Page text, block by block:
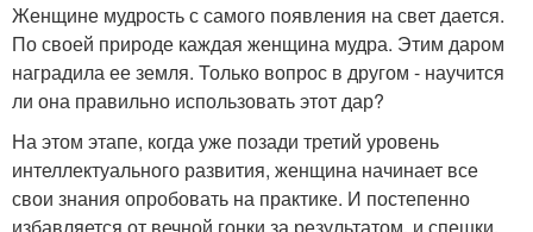
Женщине мудрость с самого появления на свет дается.
По своей природе каждая женщина мудра. Этим даром
наградила ее земля. Только вопрос в другом - научится
ли она правильно использовать этот дар?
На этом этапе, когда уже позади третий уровень
интеллектуального развития, женщина начинает все
свои знания опробовать на практике. И постепенно